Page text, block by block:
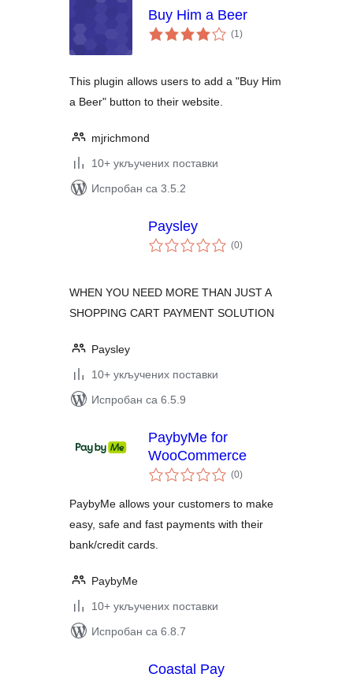
Buy Him a Beer
(1укупних
оцена
)
This plugin allows users to add a "Buy Him
a Beer" button to their website.
mjrichmond
10+ укључених поставки
Испробан са 3.5.2
Paysley
(0укупних
оцена
)
WHEN YOU NEED MORE THAN JUST A
SHOPPING CART PAYMENT SOLUTION
Paysley
10+ укључених поставки
Испробан са 6.5.9
PaybyMe for
WooCommerce
(0укупних
оцена
)
PaybyMe allows your customers to make
easy, safe and fast payments with their
bank/credit cards.
PaybyMe
10+ укључених поставки
Испробан са 6.8.7
Coastal Pay